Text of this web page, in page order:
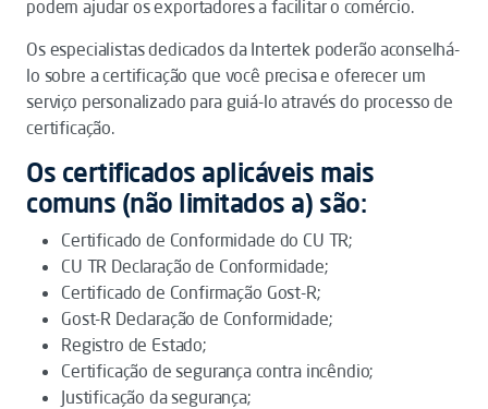
podem ajudar os exportadores a facilitar o comércio.
Os especialistas dedicados da Intertek poderão aconselhá-
lo sobre a certificação que você precisa e oferecer um
serviço personalizado para guiá-lo através do processo de
certificação.
Os certificados aplicáveis ​​mais
comuns (não limitados a) são:
Certificado de Conformidade do CU TR;
CU TR Declaração de Conformidade;
Certificado de Confirmação Gost-R;
Gost-R Declaração de Conformidade;
Registro de Estado;
Certificação de segurança contra incêndio;
Justificação da segurança;